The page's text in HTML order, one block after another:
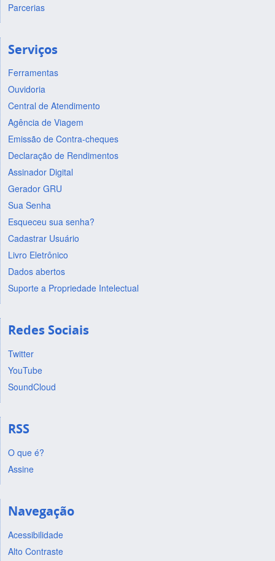
Parcerias
Serviços
Ferramentas
Ouvidoria
Central de Atendimento
Agência de Viagem
Emissão de Contra-cheques
Declaração de Rendimentos
Assinador Digital
Gerador GRU
Sua Senha
Esqueceu sua senha?
Cadastrar Usuário
Livro Eletrônico
Dados abertos
Suporte a Propriedade Intelectual
Redes Sociais
Twitter
YouTube
SoundCloud
RSS
O que é?
Assine
Navegação
Acessibilidade
Alto Contraste